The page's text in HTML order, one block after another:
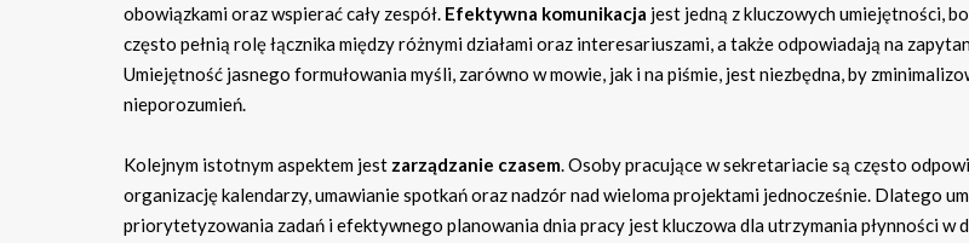
obowiązkami oraz wspierać cały zespół. Efektywna komunikacja jest jedną z kluczowych umiejętności,
często pełnią rolę łącznika między różnymi działami oraz interesariuszami, a także odpowiadają na
Umiejętność jasnego formułowania myśli, zarówno w mowie, jak i na piśmie, jest niezbędna, by
nieporozumień.
Kolejnym istotnym aspektem jest zarządzanie czasem. Osoby pracujące w sekretariacie są często
organizację kalendarzy, umawianie spotkań oraz nadzór nad wieloma projektami jednocześnie. Dlatego
priorytetyzowania zadań i efektywnego planowania dnia pracy jest kluczowa dla utrzymania płynności w